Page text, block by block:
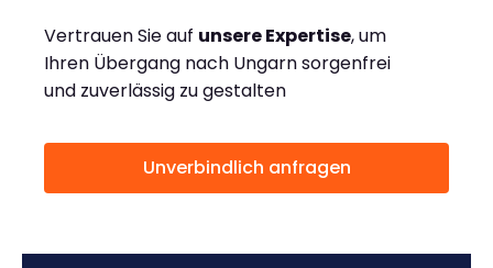
Vertrauen Sie auf unsere Expertise, um
Ihren Übergang nach Ungarn sorgenfrei
und zuverlässig zu gestalten
Unverbindlich anfragen